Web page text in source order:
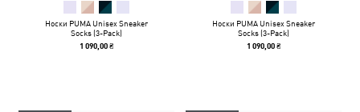
Носки PUMA Unisex Sneaker
Socks (3-Pack)
1 090,00 ₴
Носки PUMA Unisex Sneaker
Socks (3-Pack)
1 090,00 ₴